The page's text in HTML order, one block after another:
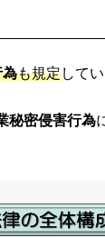
為も規定してい
秘密侵害行為